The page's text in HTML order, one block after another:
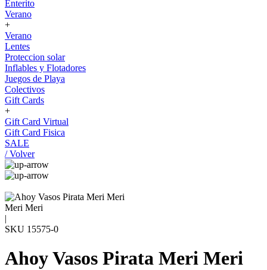
Enterito
Verano
+
Verano
Lentes
Proteccion solar
Inflables y Flotadores
Juegos de Playa
Colectivos
Gift Cards
+
Gift Card Virtual
Gift Card Fisica
SALE
/ Volver
Meri Meri
|
SKU 15575-0
Ahoy Vasos Pirata Meri Meri